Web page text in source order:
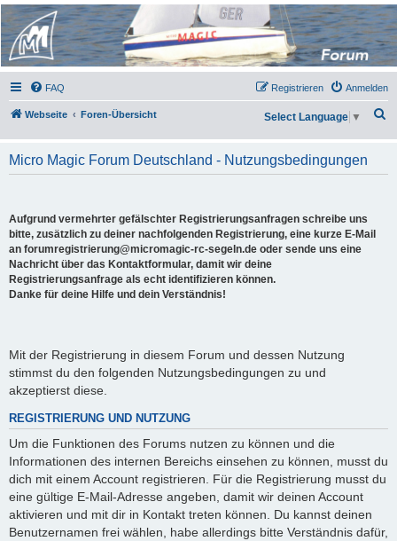
Micro Magic Forum
Deutschland
FAQ Anmelden
Registrieren
Webseite Foren-Übersicht
h
Select Language ▼
Micro Magic Forum Deutschland - Nutzungsbedingungen
Aufgrund vermehrter gefälschter Registrierungsanfragen schreibe uns
bitte, zusätzlich zu deiner nachfolgenden Registrierung, eine kurze E-Mail
an forumregistrierung@micromagic-rc-segeln.de oder sende uns eine
Nachricht über das Kontaktformular, damit wir deine
Registrierungsanfrage als echt identifizieren können.
Danke für deine Hilfe und dein Verständnis!
Mit der Registrierung in diesem Forum und dessen Nutzung
stimmst du den folgenden Nutzungsbedingungen zu und
akzeptierst diese.
REGISTRIERUNG UND NUTZUNG
Um die Funktionen des Forums nutzen zu können und die
Informationen des internen Bereichs einsehen zu können, musst du
dich mit einem Account registrieren. Für die Registrierung musst du
eine gültige E-Mail-Adresse angeben, damit wir deinen Account
aktivieren und mit dir in Kontakt treten können. Du kannst deinen
Benutzernamen frei wählen, habe allerdings bitte Verständnis dafür,